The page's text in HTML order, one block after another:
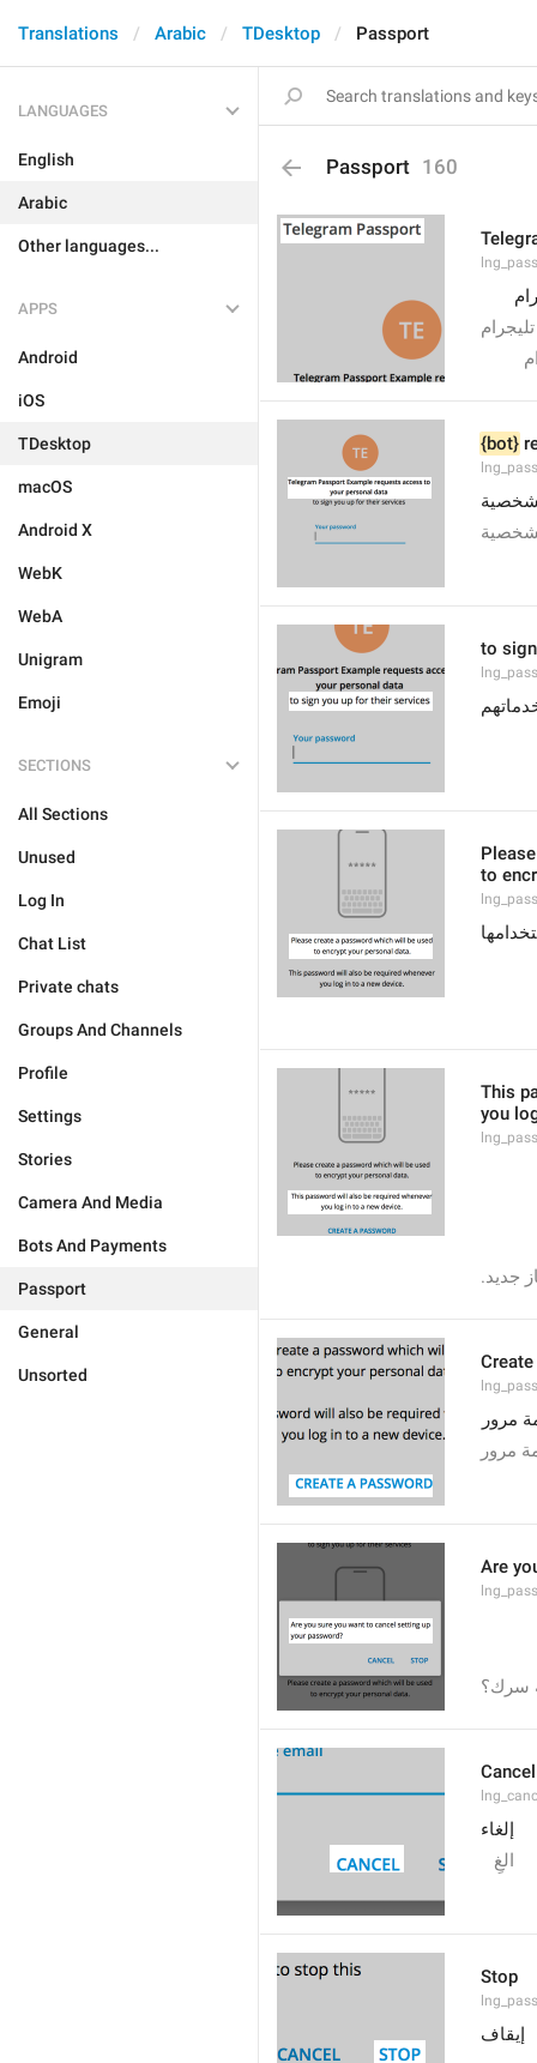
Translations Arabic TDesktop Passport
LANGUAGES
English
Arabic
Other languages...
APPS
Android
iOS
TDesktop
macOS
Android X
WebK
WebA
Unigram
Emoji
SECTIONS
All Sections
Unused
Log In
Chat List
Private chats
Groups And Channels
Profile
Settings
Stories
Camera And Media
Bots And Payments
Passport
General
Unsorted
Passport 160
{bot}
to
to
This
you
جديد.
مرور
مرور
Are
سرك؟
Cancel
إلغاء
الغِ
Stop
إيقاف